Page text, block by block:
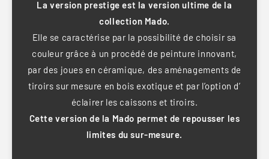
La version prestige est la version ultime de la
collection Mado.
Elle se caractérise par la possibilité de choisir sa
couleur grâce à un procédé de peinture innovant,
par des joues en céramique, des aménagements de
tiroirs sur mesure en bois exotique et par l’option d’
éclairer les caissons et tiroirs.
Cette version de la Mado permet de repousser les
limites du sur-mesure.